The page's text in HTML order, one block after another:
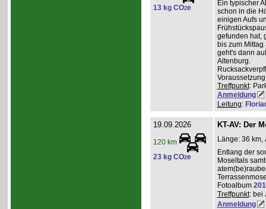
13 kg CO2e
Ein typischer
schon in die
einigen Aufs
gefunden hat,
bis zum
geht's dann
Altenburg.
Treffpunkt:
Anmeldung
Leitung:
19.09.2026
120 km
23 kg CO2e
KT-AV: Der
Länge: 36 km,
Entlang der
Moseltals
Fotoalbum
Treffpunkt: bei
Anmeldung